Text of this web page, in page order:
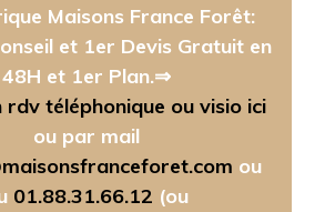
Maisons France Forêt:
et 1er Devis Gratuit en
48H et 1er Plan.⇒
rdv téléphonique ou visio ici
ou par mail
ou
01.88.31.66.12 (ou